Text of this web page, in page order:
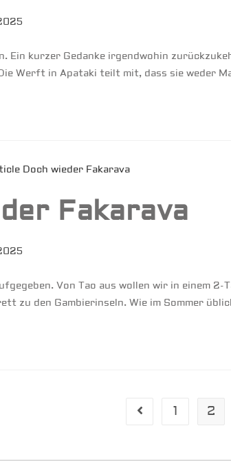
Ein kurzer Gedanke irgendwohin
Werft in Apataki teilt mit, dass sie weder
Fakarava
Von Tao aus wollen wir in einem 2-
zu den Gambierinseln. Wie im Sommer
Gehe zur
1 2